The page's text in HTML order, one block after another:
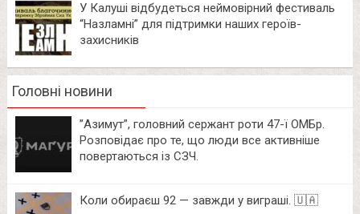
У Калуші відбудеться неймовірний фестиваль
“Назламні” для підтримки наших героїв-
захисників
Головні новини
⁨”Азимут”, головний сержант роти 47-ї ОМБр.
Розповідає про те, що люди все активніше
повертаються із СЗЧ.
Коли обираєш 92 — завжди у виграші. 🇺🇦